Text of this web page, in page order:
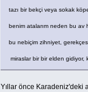
tazı bir bekçi veya sokak
benim atalarım neden bu av
bu nebiçim zihniyet,
miraslar bir bir elden gidiyor,
Yıllar önce Karadeniz'deki